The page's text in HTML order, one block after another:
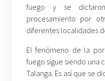
fuego y se
procesamiento por
diferentes localidades
El fenómeno de la
fuego sigue siendo una
Talanga. Es así que se